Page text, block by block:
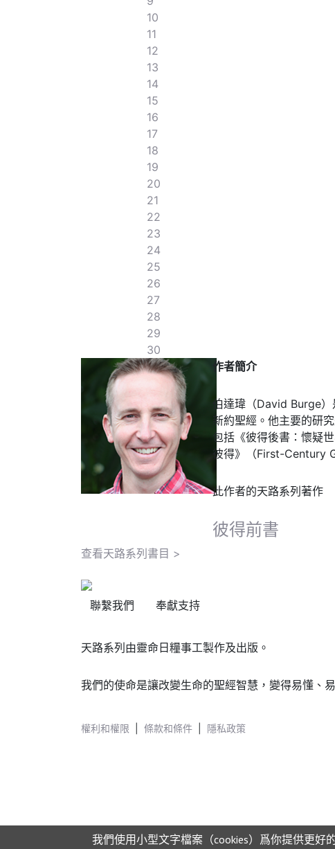
10
11
12
13
14
15
16
17
18
19
20
21
22
23
24
25
26
27
28
29
30
作者簡介
伯達瑋（David Burge
新約聖經。他主要的研
包括《彼得後書：懷疑
彼得》（First-Century
此作者的天路系列著作
彼得前書
查看天路系列書目 >
聯繫我們 奉獻支持
天路系列由靈命日糧事工製作及出版。
我們的使命是讓改變生命的聖經智慧，變得易懂、
權利和權限 條款和條件 隱私政策
我們使用小型文字檔案（cookies）爲你提供更好